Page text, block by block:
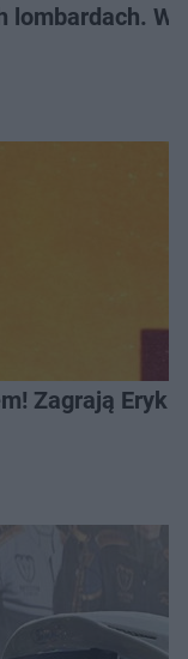
lombardach.
Zagrają Eryk